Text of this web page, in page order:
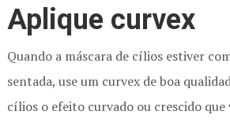
Aplique curvex
Quando a máscara de cílios estiver
sentada, use um curvex de boa
cílios o efeito curvado ou crescido que